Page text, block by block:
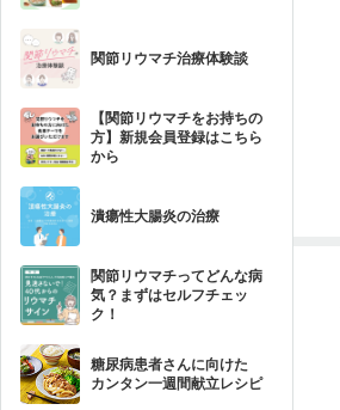
関節リウマチ治療体験談
【関節リウマチをお持ちの
方】新規会員登録はこちら
から
潰瘍性大腸炎の治療
関節リウマチってどんな病
気？まずはセルフチェッ
ク！
糖尿病患者さんに向けた
カンタン一週間献立レシピ